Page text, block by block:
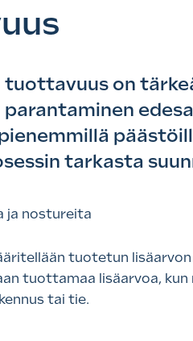
tuottavuus on
tarkasta
tuotetun
tuottamaa lisäarvoa,
tai tie.